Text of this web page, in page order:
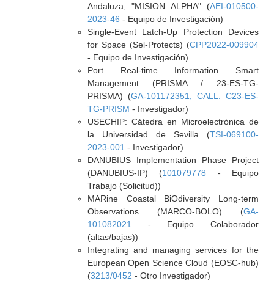
Andaluza, "MISION ALPHA" (AEI-010500-
2023-46 - Equipo de Investigación)
Single-Event Latch-Up Protection Devices
for Space (Sel-Protects) (CPP2022-009904
- Equipo de Investigación)
Port Real-time Information Smart
Management (PRISMA / 23-ES-TG-
PRISMA) (GA-101172351, CALL: C23-ES-
TG-PRISM - Investigador)
USECHIP: Cátedra en Microelectrónica de
la Universidad de Sevilla (TSI-069100-
2023-001 - Investigador)
DANUBIUS Implementation Phase Project
(DANUBIUS-IP) (101079778 - Equipo
Trabajo (Solicitud))
MARine Coastal BiOdiversity Long-term
Observations (MARCO-BOLO) (GA-
101082021
- Equipo Colaborador
(altas/bajas))
Integrating and managing services for the
European Open Science Cloud (EOSC-hub)
(3213/0452 - Otro Investigador)